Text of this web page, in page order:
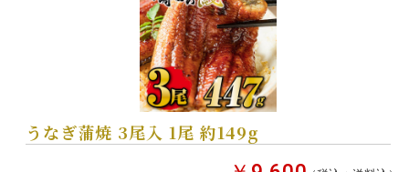
うなぎ蒲焼 3尾入 1尾 約149g